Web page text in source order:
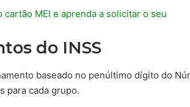
cartão MEI e aprenda a solicitar o seu
do INSS
baseado no penúltimo dígito do
para cada grupo.